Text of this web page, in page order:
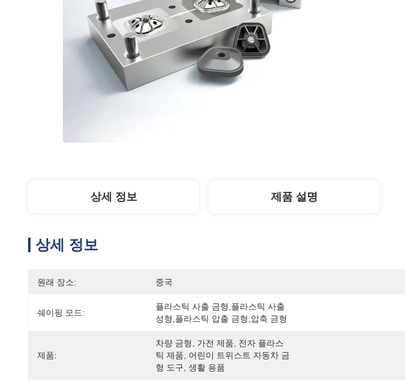
상세 정보 제품 설명
상세 정보
원래 장소: 중국
쉐이핑 모드:
플라스틱 사출 금형,플라스틱 사출
성형,플라스틱 압출 금형,압축 금형
제품:
차량 금형, 가전 제품, 전자 플라스
틱 제품, 어린이 트위스트 자동차 금
형 도구, 생활 용품